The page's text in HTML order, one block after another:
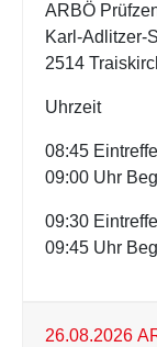
ARBÖ
Karl-Adlitzer-
2514
Uhrzeit
08:45
09:00 Uhr
09:30
09:45 Uhr
26.08.2026